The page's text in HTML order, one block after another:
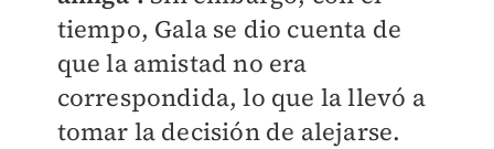
tiempo, Gala se dio cuenta de
que la amistad no era
correspondida, lo que la llevó a
tomar la decisión de alejarse.